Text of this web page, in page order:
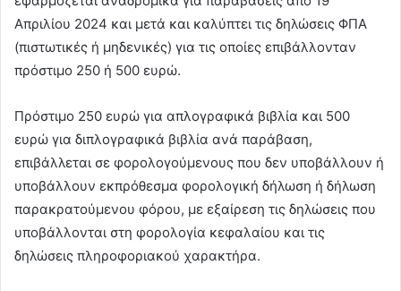
Απριλίου 2024 και μετά και καλύπτει τις δηλώσεις ΦΠΑ
(πιστωτικές ή μηδενικές) για τις οποίες επιβάλλονταν
πρόστιμο 250 ή 500 ευρώ.
Πρόστιμο 250 ευρώ για απλογραφικά βιβλία και 500
ευρώ για διπλογραφικά βιβλία ανά παράβαση,
επιβάλλεται σε φορολογούμενους που δεν υποβάλλουν ή
υποβάλλουν εκπρόθεσμα φορολογική δήλωση ή δήλωση
παρακρατούμενου φόρου, με εξαίρεση τις δηλώσεις που
υποβάλλονται στη φορολογία κεφαλαίου και τις
δηλώσεις πληροφοριακού χαρακτήρα.